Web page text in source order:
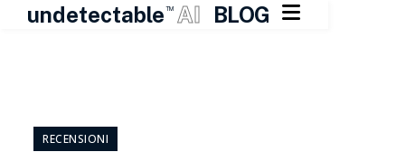
undetectable TM AI BLOG 
contenuto
RECENSIONI